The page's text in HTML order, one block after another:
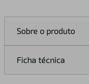
Sobre o produto
Ficha técnica